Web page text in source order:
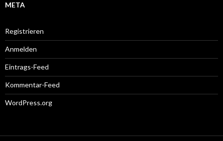
META
Registrieren
Anmelden
Eintrags-Feed
Kommentar-Feed
WordPress.org